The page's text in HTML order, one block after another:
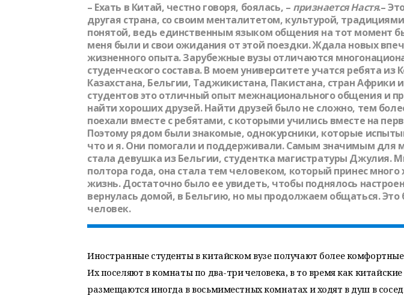
– Ехать в Китай, честно говоря, боялась, – признаетсяНастя.–
другая страна, со своим менталитетом, культурой,
понятой, ведь единственным языком общения на тот момент
меня были и свои ожидания от этой поездки. Ждала новых
жизненного опыта. Зарубежные вузы отличаются
студенческого состава. В моем университете учатся ребята из
Казахстана, Бельгии, Таджикистана, Пакистана, стран Африки
студентов это отличный опыт межнационального общения и
найти хороших друзей. Найти друзей было не сложно, тем
поехали вместе с ребятами, с которыми учились вместе на
Поэтому рядом были знакомые, однокурсники, которые
что и я. Они помогали и поддерживали. Самым значимым для
стала девушка из Бельгии, студентка магистратуры Джулия.
полтора года, она стала тем человеком, который принес
жизнь. Достаточно было ее увидеть, чтобы поднялось
вернулась домой, в Бельгию, но мы продолжаем общаться. Это
человек.
Иностранные студенты в китайском вузе получают более
Их поселяют в комнаты по два-три человека, в то время как
размещаются иногда в восьмиместных комнатах и ходят в душ в